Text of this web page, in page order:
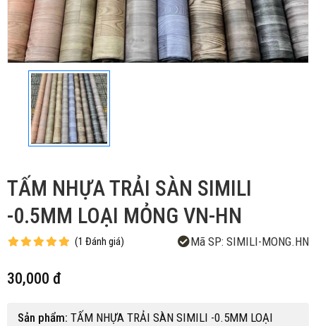
TẤM NHỰA TRẢI SÀN SIMILI
-0.5MM LOẠI MỎNG VN-HN
(1 Đánh giá) Mã SP: SIMILI-MONG.HN
30,000 đ
Sản phẩm: TẤM NHỰA TRẢI SÀN SIMILI -0.5MM LOẠI